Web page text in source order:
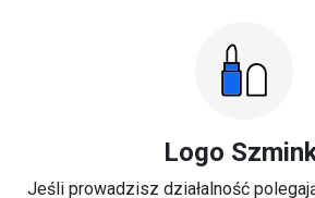
Logo
Jeśli prowadzisz działalność